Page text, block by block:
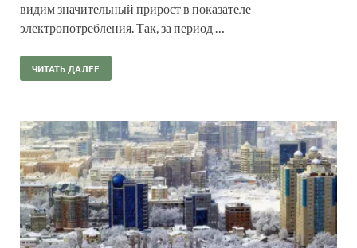
видим значительный прирост в показателе
электропотребления. Так, за период …
ЧИТАТЬ ДАЛЕЕ